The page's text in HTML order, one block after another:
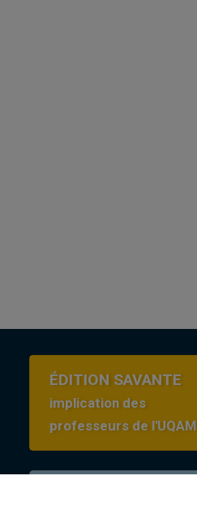
ÉDITION SAVANTE
implication des
professeurs de l'UQAM